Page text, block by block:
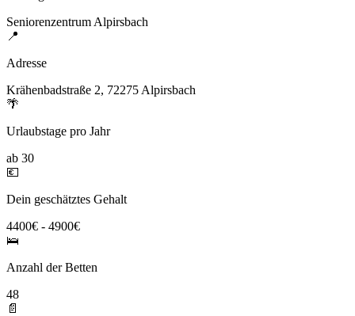
Seniorenzentrum Alpirsbach
📍
Adresse
Krähenbadstraße 2, 72275 Alpirsbach
🌴
Urlaubstage pro Jahr
ab 30
💶
Dein geschätztes Gehalt
4400€ - 4900€
🛌
Anzahl der Betten
48
📄